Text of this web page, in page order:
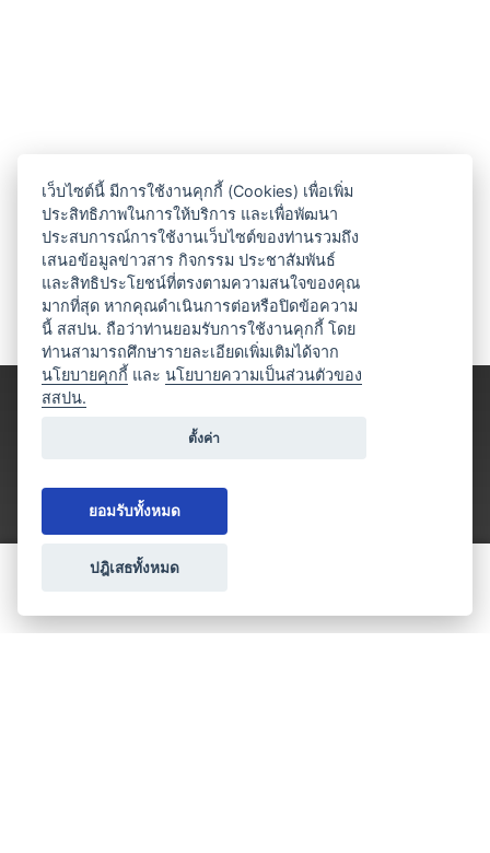
ประเภทธุรกิจไมซ์
เว็บไซต์นี้ มีการใช้งานคุกกี้ (Cookies) เพื่อเพิ่ม
ประสิทธิภาพในการให้บริการ และเพื่อพัฒนา
ประสบการณ์การใช้งานเว็บไซต์ของท่านรวมถึง
เสนอข้อมูลข่าวสาร กิจกรรม ประชาสัมพันธ์
และสิทธิประโยชน์ที่ตรงตามความสนใจของคุณ
มากที่สุด หากคุณดำเนินการต่อหรือปิดข้อความ
นี้ สสปน. ถือว่าท่านยอมรับการใช้งานคุกกี้ โดย
ท่านสามารถศึกษารายละเอียดเพิ่มเติมได้จาก
นโยบายคุกกี้ และนโยบายความเป็นส่วนตัวของ
สสปน.
ตั้งค่า
ยอมรับทั้งหมด
ปฎิเสธทั้งหมด